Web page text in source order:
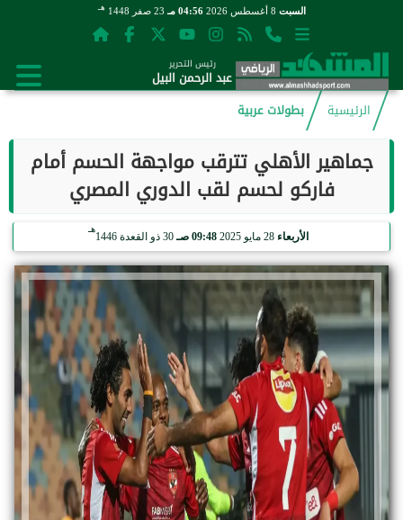
السبت 04:56 مـ 23 صفر 1448 هـ
رئيس التحرير
عبد الرحمن البيل
الرئيسية
بطولات عربية
جماهير الأهلي تترقب مواجهة الحسم أمام
فاركو لحسم لقب الدوري المصري
الأربعاء 28 مايو 2025 09:48 صـ 30 ذو القعدة 1446
هـ